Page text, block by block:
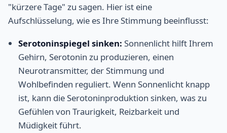
"kürzere Tage" zu sagen. Hier ist eine
Aufschlüsselung, wie es Ihre Stimmung beeinflusst:
Serotoninspiegel sinken: Sonnenlicht hilft Ihrem
Gehirn, Serotonin zu produzieren, einen
Neurotransmitter, der Stimmung und
Wohlbefinden reguliert. Wenn Sonnenlicht knapp
ist, kann die Serotoninproduktion sinken, was zu
Gefühlen von Traurigkeit, Reizbarkeit und
Müdigkeit führt.